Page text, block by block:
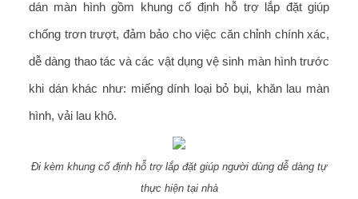
dán màn hình gồm khung cố định hỗ trợ lắp đặt giúp
chống trơn trượt, đảm bảo cho việc căn chỉnh chính xác,
dễ dàng thao tác và các vật dụng vệ sinh màn hình trước
khi dán khác như: miếng dính loại bỏ bụi, khăn lau màn
hình, vải lau khô.
Đi kèm khung cố định hỗ trợ lắp đặt giúp người dùng dễ dàng tự
thực hiện tại nhà